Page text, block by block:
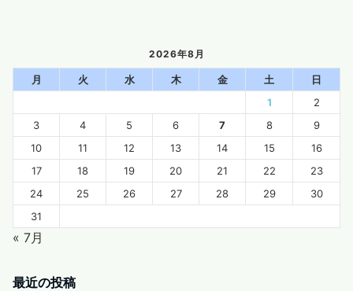
2026年8月
月 火 水 木 金 土
日
1
2
3
4 5 6 7 8
9
10
11 12 13 14 15
16
17
18 19 20 21 22
23
24
25 26 27 28 29
30
31
« 7月
最近の投稿